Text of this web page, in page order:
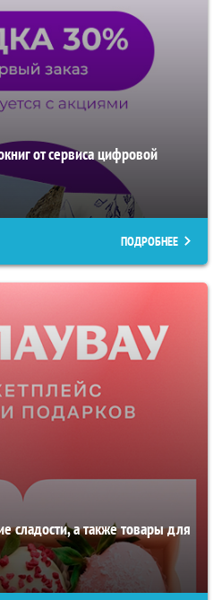
от сервиса цифровой
ПОДРОБНЕЕ
сладости, а также товары для